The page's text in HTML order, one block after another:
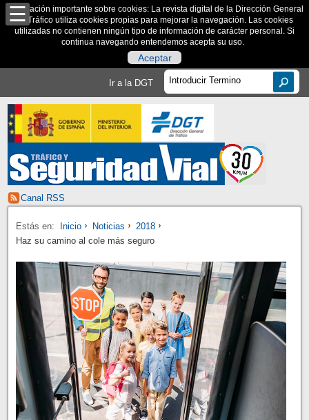
Información importante sobre cookies: La revista digital de la Dirección General
de Tráfico utiliza cookies propias para mejorar la navegación. Las cookies
utilizadas no contienen ningún tipo de información de carácter personal. Si
continua navegando entendemos acepta su uso.
Aceptar
Ir a la DGT
Canal RSS
Estás en: Inicio Noticias
2018
Haz su camino al cole más seguro